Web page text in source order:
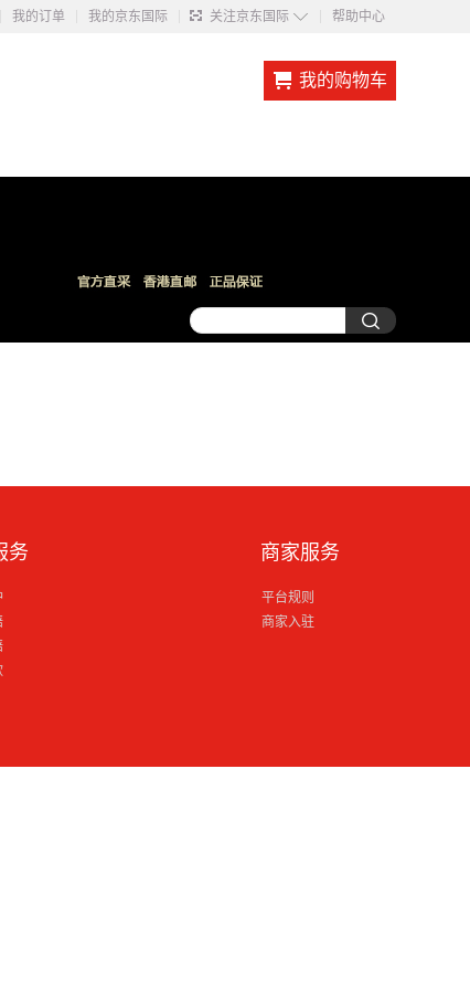
我的订单 我的京东国际 关注京东国际 ◇ 帮助中心
我的购物车
务 商家服务
平台规则
商家入驻